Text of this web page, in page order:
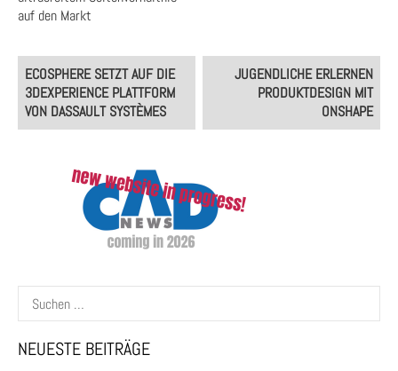
auf den Markt
Post
navigation
ECOSPHERE SETZT AUF DIE
3DEXPERIENCE PLATTFORM
VON DASSAULT SYSTÈMES
JUGENDLICHE ERLERNEN
PRODUKTDESIGN MIT
ONSHAPE
Suchen
nach:
NEUESTE BEITRÄGE